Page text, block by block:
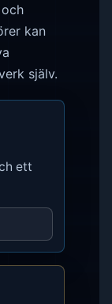
kan
själv.
ett